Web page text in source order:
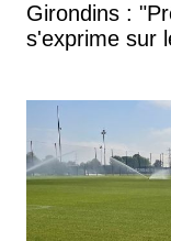
Girondins :
s'exprime sur